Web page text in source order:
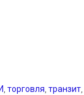
торговля транзит